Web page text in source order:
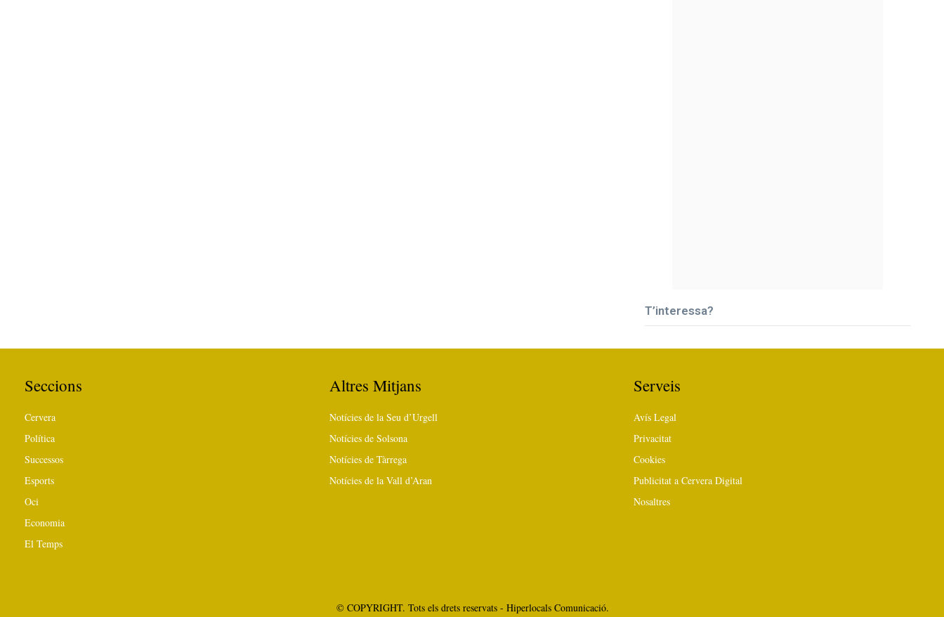
T’interessa?
Seccions
Cervera
Política
Successos
Esports
Oci
Economia
El Temps
Altres Mitjans
Notícies de la Seu d’Urgell
Notícies de Solsona
Notícies de Tàrrega
Notícies de la Vall d’Aran
Serveis
Avís Legal
Privacitat
Cookies
Publicitat a Cervera Digital
Nosaltres
© COPYRIGHT. Tots els drets reservats - Hiperlocals Comunicació.